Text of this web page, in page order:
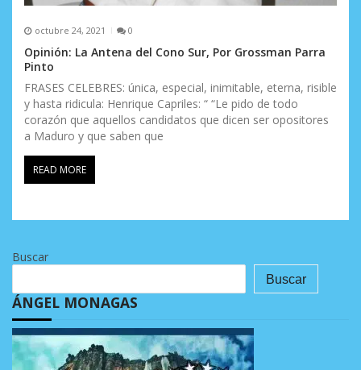
octubre 24, 2021 0
Opinión: La Antena del Cono Sur, Por Grossman Parra
Pinto
FRASES CELEBRES: única, especial, inimitable, eterna, risible
y hasta ridicula: Henrique Capriles: “ “Le pido de todo
corazón que aquellos candidatos que dicen ser opositores
a Maduro y que saben que
READ MORE
Buscar
Buscar
ÁNGEL MONAGAS